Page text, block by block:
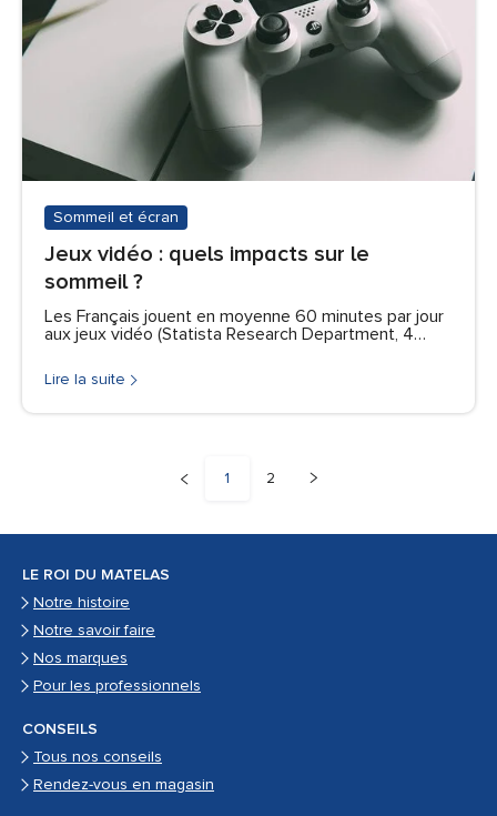
Sommeil et écran
Jeux vidéo : quels impacts sur le
sommeil ?
Les Français jouent en moyenne 60 minutes par jour
aux jeux vidéo (Statista Research Department, 4…
Lire la suite
1 2
LE ROI DU MATELAS
Notre histoire
Notre savoir faire
Nos marques
Pour les professionnels
CONSEILS
Tous nos conseils
Rendez-vous en magasin